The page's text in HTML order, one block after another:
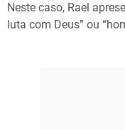
Neste caso, Rael
luta com Deus” ou